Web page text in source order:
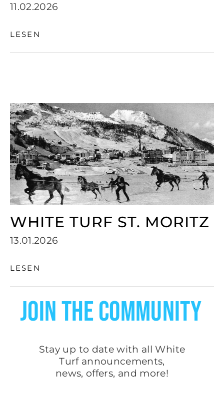
11.02.2026
LESEN
WHITE TURF ST. MORITZ
13.01.2026
LESEN
JOIN THE COMMUNITY
Stay up to date with all White
Turf announcements,
news, offers, and more!